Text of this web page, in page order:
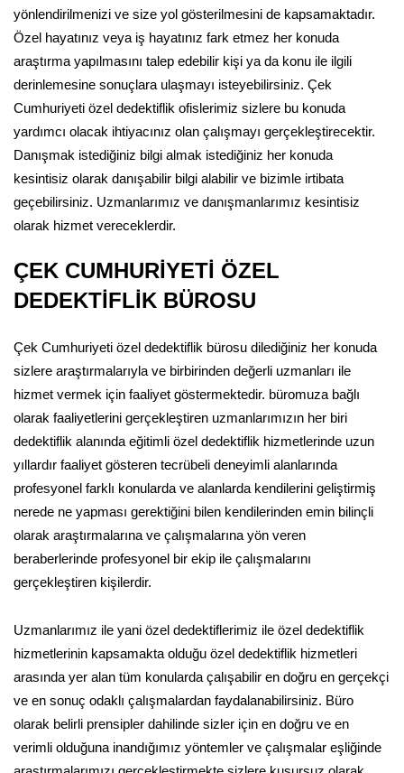
yönlendirilmenizi ve size yol gösterilmesini de kapsamaktadır.
Özel hayatınız veya iş hayatınız fark etmez her konuda
araştırma yapılmasını talep edebilir kişi ya da konu ile ilgili
derinlemesine sonuçlara ulaşmayı isteyebilirsiniz. Çek
Cumhuriyeti özel dedektiflik ofislerimiz sizlere bu konuda
yardımcı olacak ihtiyacınız olan çalışmayı gerçekleştirecektir.
Danışmak istediğiniz bilgi almak istediğiniz her konuda
kesintisiz olarak danışabilir bilgi alabilir ve bizimle irtibata
geçebilirsiniz. Uzmanlarımız ve danışmanlarımız kesintisiz
olarak hizmet vereceklerdir.
ÇEK CUMHURİYETİ ÖZEL
DEDEKTİFLİK BÜROSU
Çek Cumhuriyeti özel dedektiflik bürosu dilediğiniz her konuda
sizlere araştırmalarıyla ve birbirinden değerli uzmanları ile
hizmet vermek için faaliyet göstermektedir. büromuza bağlı
olarak faaliyetlerini gerçekleştiren uzmanlarımızın her biri
dedektiflik alanında eğitimli özel dedektiflik hizmetlerinde uzun
yıllardır faaliyet gösteren tecrübeli deneyimli alanlarında
profesyonel farklı konularda ve alanlarda kendilerini geliştirmiş
nerede ne yapması gerektiğini bilen kendilerinden emin bilinçli
olarak araştırmalarına ve çalışmalarına yön veren
beraberlerinde profesyonel bir ekip ile çalışmalarını
gerçekleştiren kişilerdir.
Uzmanlarımız ile yani özel dedektiflerimiz ile özel dedektiflik
hizmetlerinin kapsamakta olduğu özel dedektiflik hizmetleri
arasında yer alan tüm konularda çalışabilir en doğru en gerçekçi
ve en sonuç odaklı çalışmalardan faydalanabilirsiniz. Büro
olarak belirli prensipler dahilinde sizler için en doğru ve en
verimli olduğuna inandığımız yöntemler ve çalışmalar eşliğinde